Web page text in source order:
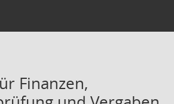
Finanzen,